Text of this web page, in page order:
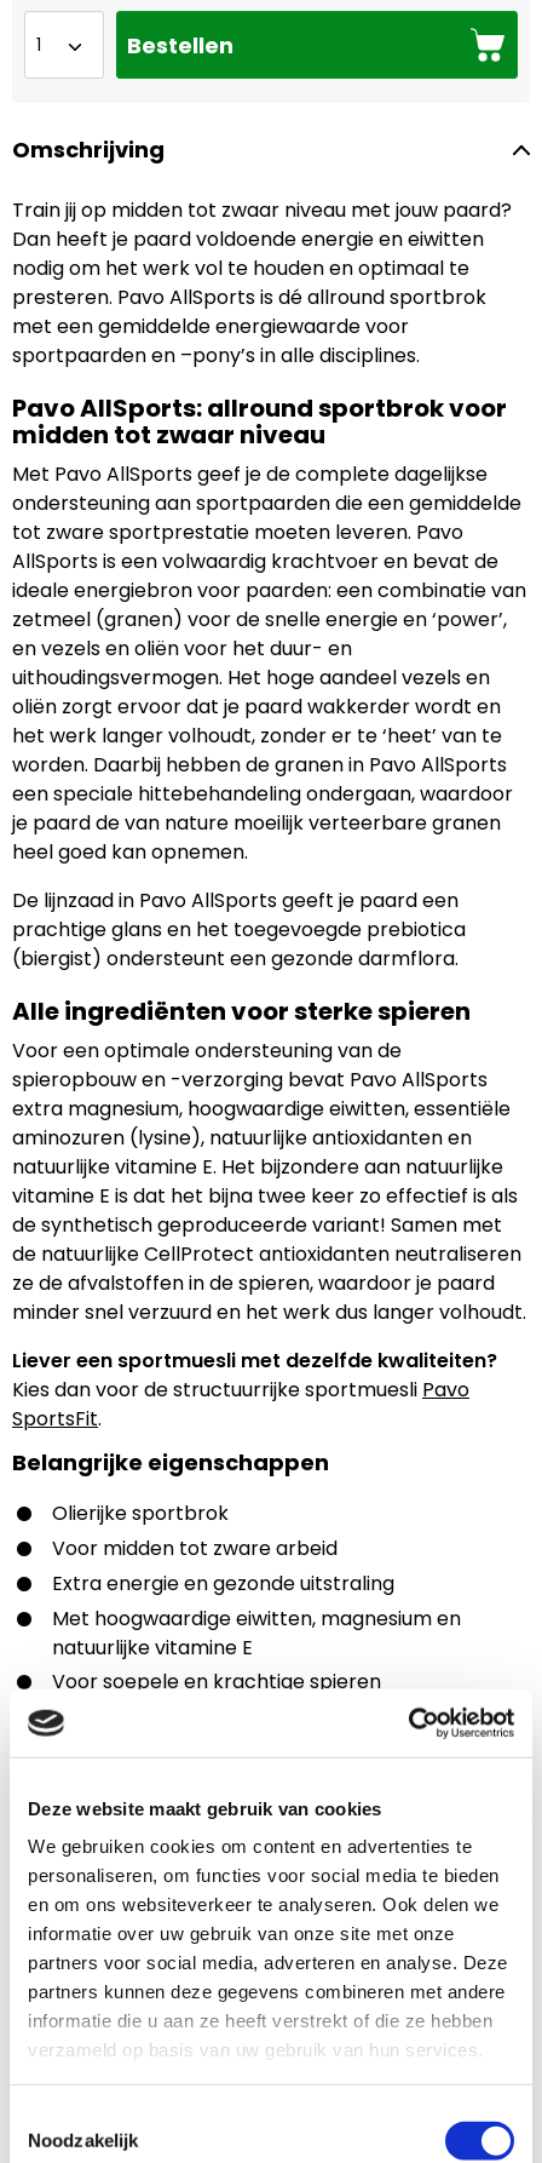
Deze website maakt gebruik van cookies
We gebruiken cookies om content en advertenties te
personaliseren, om functies voor social media te bieden
en om ons websiteverkeer te analyseren. Ook delen we
informatie over uw gebruik van onze site met onze
partners voor social media, adverteren en analyse. Deze
partners kunnen deze gegevens combineren met andere
informatie die u aan ze heeft verstrekt of die ze hebben
verzameld op basis van uw gebruik van hun services.
Noodzakelijk
Bestellen
Omschrijving
Train jij op midden tot zwaar niveau met jouw paard?
Dan heeft je paard voldoende energie en eiwitten
nodig om het werk vol te houden en optimaal te
presteren. Pavo AllSports is dé allround sportbrok
met een gemiddelde energiewaarde voor
sportpaarden en –pony’s in alle disciplines.
Pavo AllSports: allround sportbrok voor
midden tot zwaar niveau
Met Pavo AllSports geef je de complete dagelijkse
ondersteuning aan sportpaarden die een gemiddelde
tot zware sportprestatie moeten leveren. Pavo
AllSports is een volwaardig krachtvoer en bevat de
ideale energiebron voor paarden: een combinatie van
zetmeel (granen) voor de snelle energie en ‘power’,
en vezels en oliën voor het duur- en
uithoudingsvermogen. Het hoge aandeel vezels en
oliën zorgt ervoor dat je paard wakkerder wordt en
het werk langer volhoudt, zonder er te ‘heet’ van te
worden. Daarbij hebben de granen in Pavo AllSports
een speciale hittebehandeling ondergaan, waardoor
je paard de van nature moeilijk verteerbare granen
heel goed kan opnemen.
De lijnzaad in Pavo AllSports geeft je paard een
prachtige glans en het toegevoegde prebiotica
(biergist) ondersteunt een gezonde darmflora.
Alle ingrediënten voor sterke spieren
Voor een optimale ondersteuning van de
spieropbouw en -verzorging bevat Pavo AllSports
extra magnesium, hoogwaardige eiwitten, essentiële
aminozuren (lysine), natuurlijke antioxidanten en
natuurlijke vitamine E. Het bijzondere aan natuurlijke
vitamine E is dat het bijna twee keer zo effectief is als
de synthetisch geproduceerde variant! Samen met
de natuurlijke CellProtect antioxidanten neutraliseren
ze de afvalstoffen in de spieren, waardoor je paard
minder snel verzuurd en het werk dus langer volhoudt.
Liever een sportmuesli met dezelfde kwaliteiten?
Kies dan voor de structuurrijke sportmuesli Pavo
SportsFit.
Belangrijke eigenschappen
Olierijke sportbrok
Voor midden tot zware arbeid
Extra energie en gezonde uitstraling
Met hoogwaardige eiwitten, magnesium en
natuurlijke vitamine E
Voor soepele en krachtige spieren
Mooie glans uit lijnzaad
Met biergist voor een gezonde darmflora
Toepassing
Zeer geschikt voor sportpaarden en -pony’s:
In alle disciplines
Die extra energie nodig hebben
Die snel (te) heet worden
Die gemiddelde tot zware arbeid verrichten
(energy level medium)
hoeveelheid energie die je paard nodig heeft. Pavo